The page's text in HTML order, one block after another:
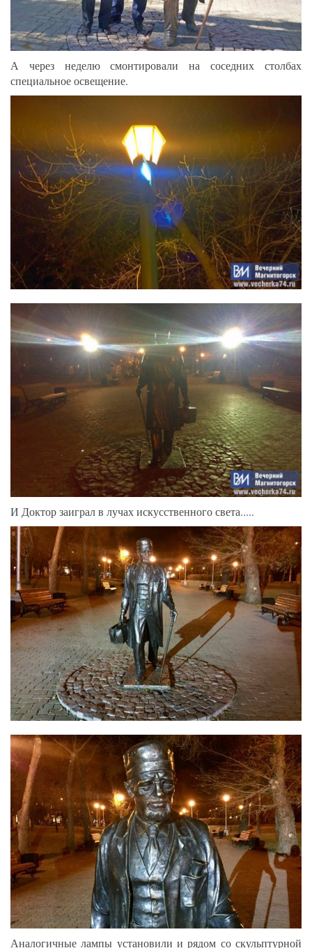
А через неделю смонтировали на соседних столбах
специальное освещение.
И Доктор заиграл в лучах искусственного света.....
Аналогичные лампы установили и рядом со скульптурной